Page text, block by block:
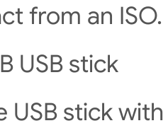
from an ISO.
USB stick
USB stick